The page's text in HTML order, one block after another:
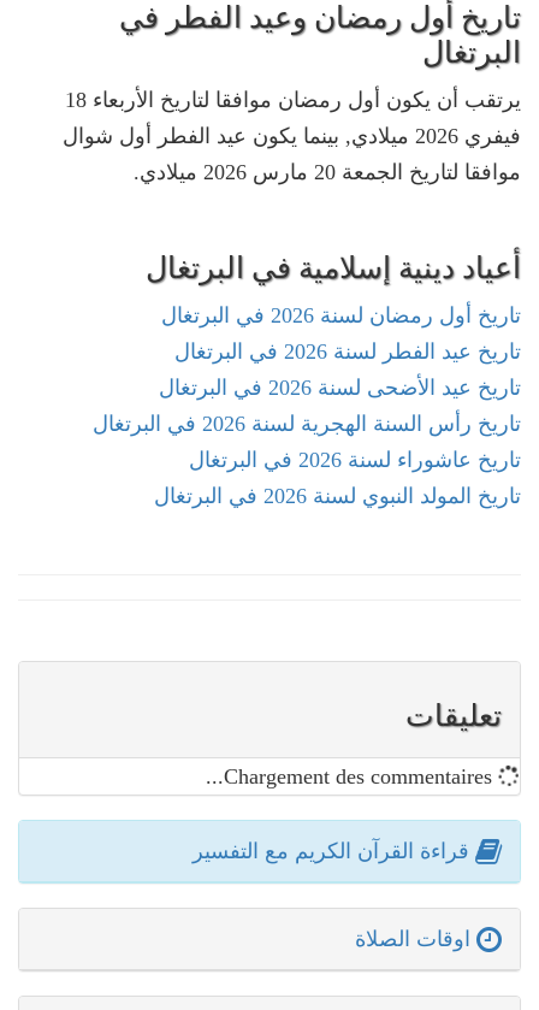
تاريخ أول رمضان وعيد الفطر في
البرتغال
يرتقب أن يكون أول رمضان موافقا لتاريخ الأربعاء 18
فيفري 2026 ميلادي, بينما يكون عيد الفطر أول شوال
موافقا لتاريخ الجمعة 20 مارس 2026 ميلادي.
أعياد دينية إسلامية في البرتغال
تاريخ أول رمضان لسنة 2026 في البرتغال
تاريخ عيد الفطر لسنة 2026 في البرتغال
تاريخ عيد الأضحى لسنة 2026 في البرتغال
تاريخ رأس السنة الهجرية لسنة 2026 في البرتغال
تاريخ عاشوراء لسنة 2026 في البرتغال
تاريخ المولد النبوي لسنة 2026 في البرتغال
تعليقات
قراءة القرآن الكريم مع التفسير
اوقات الصلاة